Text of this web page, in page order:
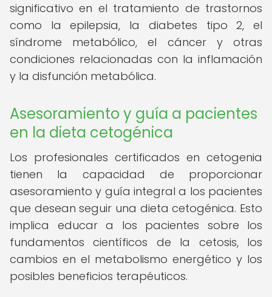
significativo en el tratamiento de trastornos
como la epilepsia, la diabetes tipo 2, el
síndrome metabólico, el cáncer y otras
condiciones relacionadas con la inflamación
y la disfunción metabólica.
Asesoramiento y guía a pacientes
en la dieta cetogénica
Los profesionales certificados en cetogenia
tienen la capacidad de proporcionar
asesoramiento y guía integral a los pacientes
que desean seguir una dieta cetogénica. Esto
implica educar a los pacientes sobre los
fundamentos científicos de la cetosis, los
cambios en el metabolismo energético y los
posibles beneficios terapéuticos.